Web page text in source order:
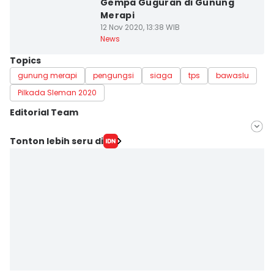
Gempa Guguran di Gunung
Merapi
12 Nov 2020, 13:38 WIB
News
Topics
gunung merapi pengungsi siaga tps
bawaslu
Pilkada Sleman 2020
Editorial Team
Editor
Tonton lebih seru di